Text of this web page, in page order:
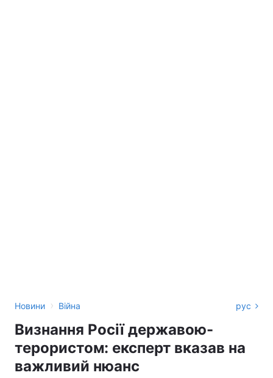
Новини › Війна рус
Визнання Росії державою-
терористом: експерт вказав на
важливий нюанс